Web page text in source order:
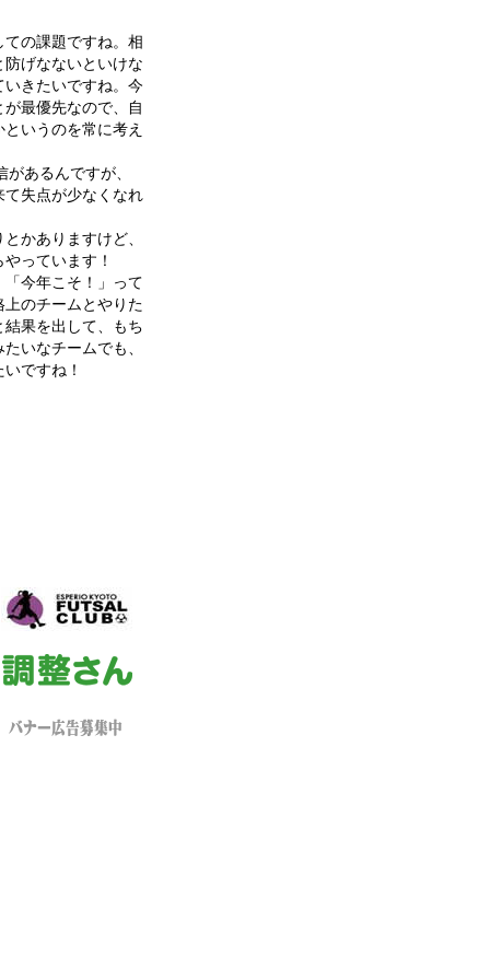
の課題ですね。相
げなないといけな
きたいですね。今
最優先なので、自
いうのを常に考え
あるんですが、
失点が少なくなれ
かありますけど、
っています！
今年こそ！」って
のチームとやりた
果を出して、もち
いなチームでも、
ですね！